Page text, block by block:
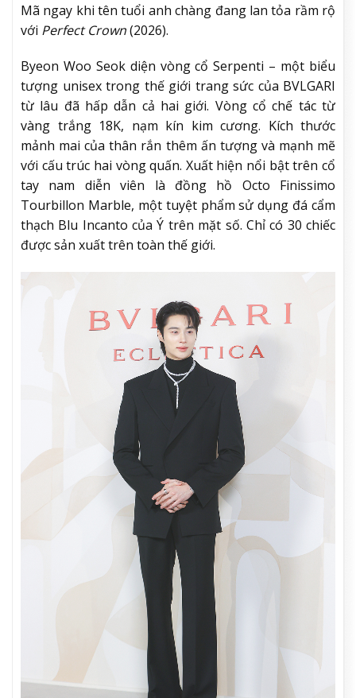
Mã ngay khi tên tuổi anh chàng đang lan tỏa rầm rộ
với Perfect Crown(2026).
Byeon Woo Seok diện vòng cổ Serpenti – một biểu
tượng unisex trong thế giới trang sức của BVLGARI
từ lâu đã hấp dẫn cả hai giới. Vòng cổ chế tác từ
vàng trắng 18K, nạm kín kim cương. Kích thước
mảnh mai của thân rắn thêm ấn tượng và mạnh mẽ
với cấu trúc hai vòng quấn. Xuất hiện nổi bật trên cổ
tay nam diễn viên là đồng hồ Octo Finissimo
Tourbillon Marble, một tuyệt phẩm sử dụng đá cẩm
thạch Blu Incanto của Ý trên mặt số. Chỉ có 30 chiếc
được sản xuất trên toàn thế giới.